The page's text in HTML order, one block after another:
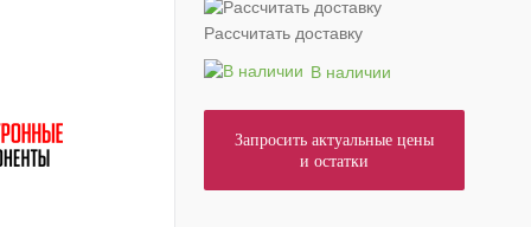
Рассчитать доставку
В наличии
Запросить актуальные цены
и остатки